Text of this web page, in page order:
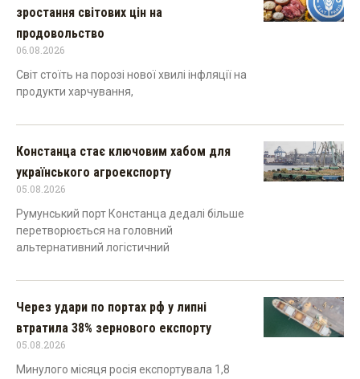
зростання світових цін на
продовольство
06.08.2026
Світ стоїть на порозі нової хвилі інфляції на
продукти харчування,
Констанца стає ключовим хабом для
українського агроекспорту
05.08.2026
Румунський порт Констанца дедалі більше
перетворюється на головний
альтернативний логістичний
Через удари по портах рф у липні
втратила 38% зернового експорту
05.08.2026
Минулого місяця росія експортувала 1,8